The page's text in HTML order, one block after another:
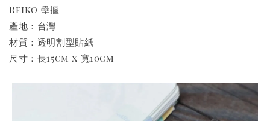
Reiko 壘摳
產地：台灣
材質：透明割型貼紙
尺寸：長15cm x 寬10cm